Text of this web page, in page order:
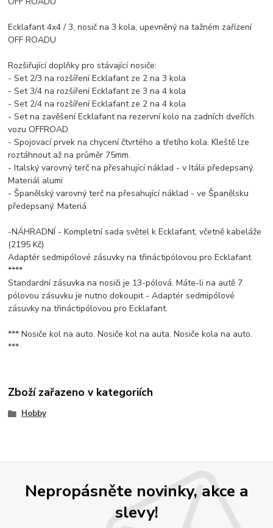
Ecklafant 4x4 / 3, nosič na 3 kola, upevněný na tažném zařízení
OFF ROADU
Rozšiřující doplňky pro stávající nosiče:
- Set 2/3 na rozšíření Ecklafant ze 2 na 3 kola
- Set 3/4 na rozšíření Ecklafant ze 3 na 4 kola
- Set 2/4 na rozšíření Ecklafant ze 2 na 4 kola
- Set na zavěšení Ecklafant na rezervní kolo na zadních dveřích
vozu OFFROAD
- Spojovací prvek na chycení čtvrtého a třetího kola. Kleště lze
roztáhnout až na průměr 75mm.
- Italský varovný terč na přesahující náklad - v Itálii předepsaný.
Materiál alumi
- Španělský varovný terč na přesahující náklad - ve Španělsku
předepsaný. Materiá
-NÁHRADNÍ - Kompletní sada světel k Ecklafant, včetně kabeláže
(2195 Kč)
Adaptér sedmipólové zásuvky na třináctipólovou pro Ecklafant
****
Standardní zásuvka na nosiči je 13-pólová. Máte-li na autě 7
pólovou zásuvku je nutno dokoupit - Adaptér sedmipólové
zásuvky na třináctipólovou pro Ecklafant.
*** Nosiče kol na auto. Nosiče kol na auta. Nosiče kola na auto.
***
Zboží zařazeno v kategoriích
Hobby
Nepropásněte novinky, akce a
slevy!